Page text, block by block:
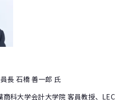
長 石橋 善一郎 氏
科大学会計大学院 客員教授、LEC